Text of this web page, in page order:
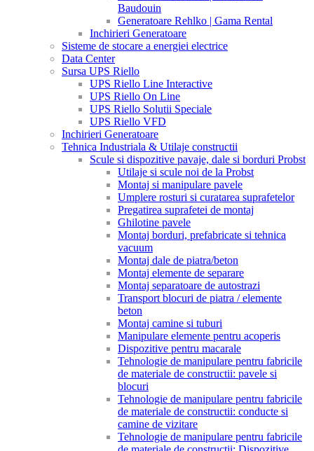
Baudouin
Generatoare Rehlko | Gama Rental
Inchirieri Generatoare
Sisteme de stocare a energiei electrice
Data Center
Sursa UPS Riello
UPS Riello Line Interactive
UPS Riello On Line
UPS Riello Solutii Speciale
UPS Riello VFD
Inchirieri Generatoare
Tehnica Industriala & Utilaje constructii
Scule si dispozitive pavaje, dale si borduri Probst
Utilaje si scule noi de la Probst
Montaj si manipulare pavele
Umplere rosturi si curatarea suprafetelor
Pregatirea suprafetei de montaj
Ghilotine pavele
Montaj borduri, prefabricate si tehnica
vacuum
Montaj dale de piatra/beton
Montaj elemente de separare
Montaj separatoare de autostrazi
Transport blocuri de piatra / elemente
beton
Montaj camine si tuburi
Manipulare elemente pentru acoperis
Dispozitive pentru macarale
Tehnologie de manipulare pentru fabricile
de materiale de constructii: pavele si
blocuri
Tehnologie de manipulare pentru fabricile
de materiale de constructii: conducte si
camine de vizitare
Tehnologie de manipulare pentru fabricile